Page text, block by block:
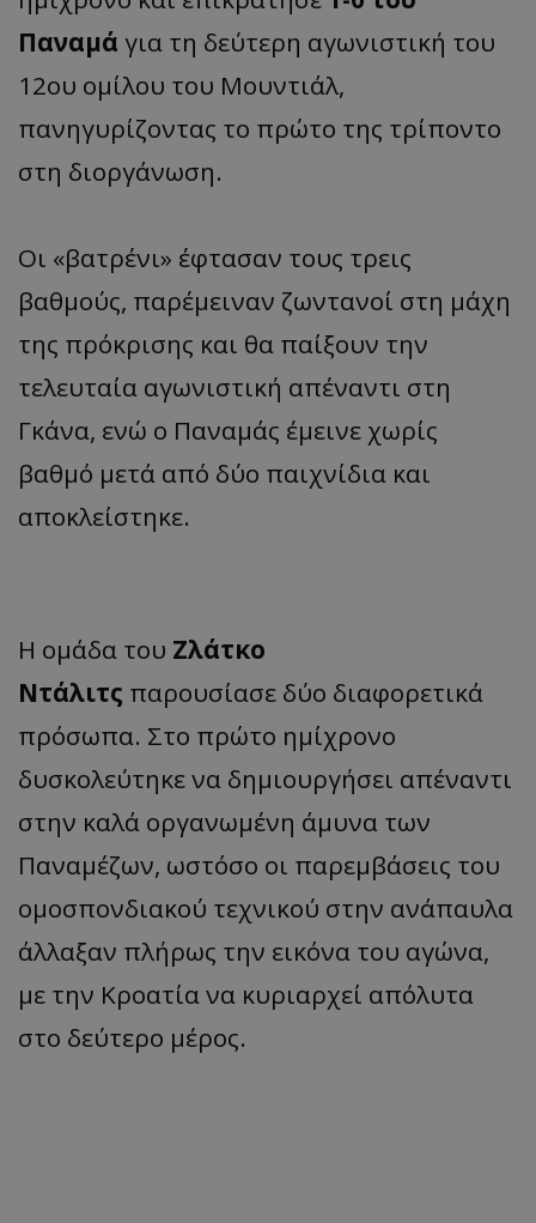
Παναμά για τη δεύτερη αγωνιστική του
12ου ομίλου του Μουντιάλ,
πανηγυρίζοντας το πρώτο της τρίποντο
στη διοργάνωση.
Οι «βατρένι» έφτασαν τους τρεις
βαθμούς, παρέμειναν ζωντανοί στη μάχη
της πρόκρισης και θα παίξουν την
τελευταία αγωνιστική απέναντι στη
Γκάνα, ενώ ο Παναμάς έμεινε χωρίς
βαθμό μετά από δύο παιχνίδια και
αποκλείστηκε.
Η ομάδα του Ζλάτκο
Ντάλιτς παρουσίασε δύο διαφορετικά
πρόσωπα. Στο πρώτο ημίχρονο
δυσκολεύτηκε να δημιουργήσει απέναντι
στην καλά οργανωμένη άμυνα των
Παναμέζων, ωστόσο οι παρεμβάσεις του
ομοσπονδιακού τεχνικού στην ανάπαυλα
άλλαξαν πλήρως την εικόνα του αγώνα,
με την Κροατία να κυριαρχεί απόλυτα
στο δεύτερο μέρος.